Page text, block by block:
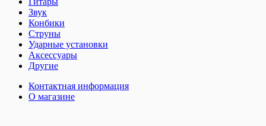
Звук
Конбики
Струны
Ударные установки
Аксессуары
Другие
Контактная информация
О магазине